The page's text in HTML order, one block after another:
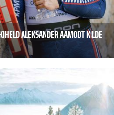
ALEKSAN­DER AAMODT KILDE